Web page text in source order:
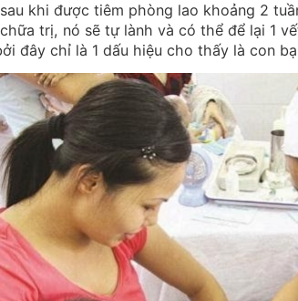
khi được tiêm phòng lao khoảng 2
trị, nó sẽ tự lành và có thể để lại 1
đây chỉ là 1 dấu hiệu cho thấy là con